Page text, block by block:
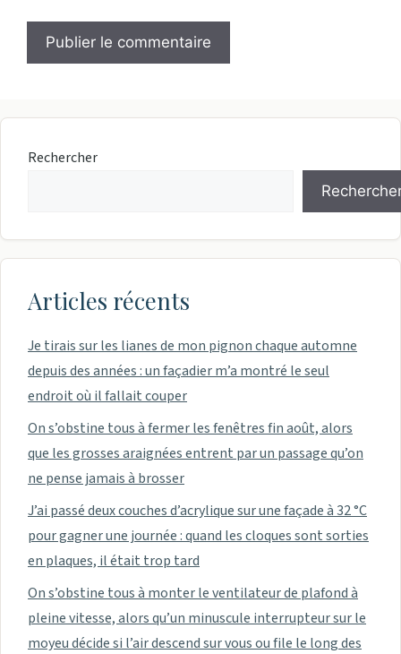
Rechercher
Articles récents
Je tirais sur les lianes de mon pignon chaque automne
depuis des années : un façadier m’a montré le seul
endroit où il fallait couper
On s’obstine tous à fermer les fenêtres fin août, alors
que les grosses araignées entrent par un passage qu’on
ne pense jamais à brosser
J’ai passé deux couches d’acrylique sur une façade à 32 °C
pour gagner une journée : quand les cloques sont sorties
en plaques, il était trop tard
On s’obstine tous à monter le ventilateur de plafond à
pleine vitesse, alors qu’un minuscule interrupteur sur le
moyeu décide si l’air descend sur vous ou file le long des